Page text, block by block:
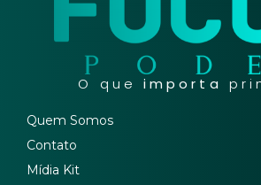
O que importa
Quem Somos
Contato
Mídia Kit